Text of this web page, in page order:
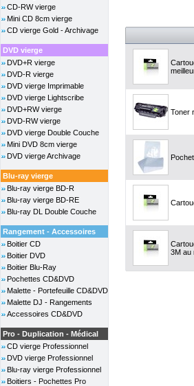
CD-RW vierge
Mini CD 8cm vierge
CD vierge Gold - Archivage
DVD vierge
DVD+R vierge
DVD-R vierge
DVD vierge Imprimable
DVD vierge Lightscribe
DVD+RW vierge
DVD-RW vierge
DVD vierge Double Couche
Mini DVD 8cm vierge
DVD vierge Archivage
Blu-ray vierge
Blu-ray vierge BD-R
Blu-ray vierge BD-RE
Blu-ray DL Double Couche
Rangement - Accessoires
Boitier CD
Boitier DVD
Boitier Blu-Ray
Pochettes CD&DVD
Malette - Portefeuille CD&DVD
Malette DJ - Rangements
Accessoires CD&DVD
Pro - Duplication - Médical
CD vierge Professionnel
DVD vierge Professionnel
Blu-ray vierge Professionnel
Boitiers - Pochettes Pro
Toner
3M au